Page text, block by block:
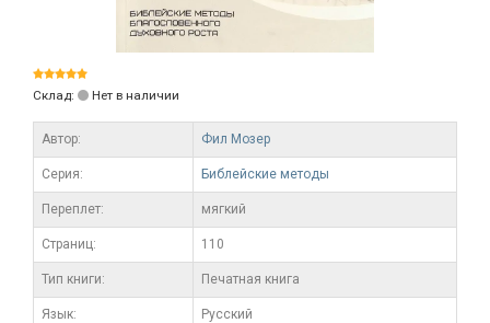
Склад: Нет в наличии
Автор: Фил Мозер
Серия: Библейские методы
Переплет: мягкий
Cтраниц: 110
Тип книги: Печатная книга
Язык: Русский